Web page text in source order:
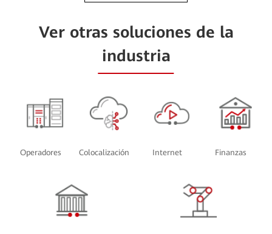
Ver otras soluciones de la
industria
Operadores Colocalización Internet Finanzas